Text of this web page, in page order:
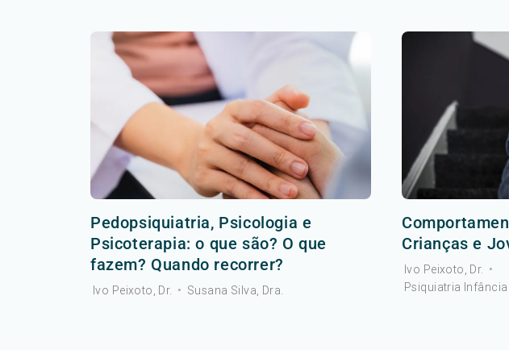
Pedopsiquiatria, Psicologia e
Psicoterapia: o que são? O que
fazem? Quando recorrer?
Ivo Peixoto, Dr. • Susana Silva, Dra.
Crianças e
Ivo Peixoto, Dr. •
Psiquiatria